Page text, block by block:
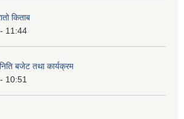
किताब
11:44
बजेट तथा कार्यक्रम
10:51